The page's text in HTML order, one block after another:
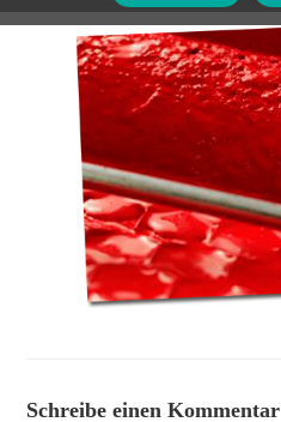
Schreibe einen Kommentar